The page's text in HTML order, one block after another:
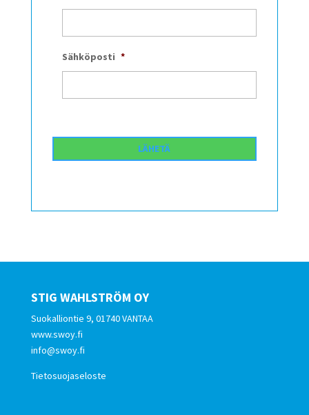
Sähköposti *
STIG WAHLSTRÖM OY
Suokalliontie 9, 01740 VANTAA
www.swoy.fi
info@swoy.fi
Tietosuojaseloste